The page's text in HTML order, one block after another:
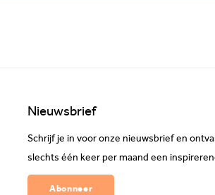
Nieuwsbrief
Schrijf je in voor onze nieuwsbrief en
slechts één keer per maand een
Abonneer